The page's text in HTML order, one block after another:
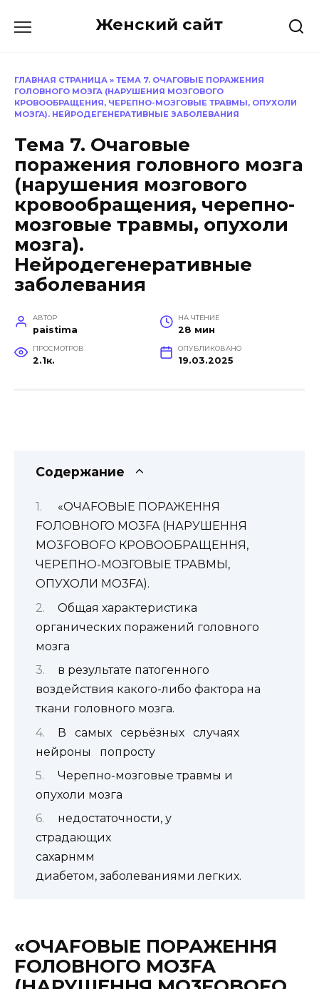
Женский сайт
ГЛАВНАЯ СТРАНИЦА » ТЕМА 7. ОЧАГОВЫЕ ПОРАЖЕНИЯ
ГОЛОВНОГО МОЗГА (НАРУШЕНИЯ МОЗГОВОГО
КРОВООБРАЩЕНИЯ, ЧЕРЕПНО-МОЗГОВЫЕ ТРАВМЫ, ОПУХОЛИ
МОЗГА). НЕЙРОДЕГЕНЕРАТИВНЫЕ ЗАБОЛЕВАНИЯ
Тема 7. Очаговые
поражения головного мозга
(нарушения мозгового
кровообращения, черепно-
мозговые травмы, опухоли
мозга).
Нейродегенеративные
заболевания
АВТОР
paistima
НА ЧТЕНИЕ
28 мин
ПРОСМОТРОВ
2.1к.
ОПУБЛИКОВАНО
19.03.2025
Содержание
«ОЧАFОВЫЕ ПОРАЖЕННЯ
FОЛОВНОГО MO3FA (НАРУШЕННЯ
MO3FOBOFO КРОВООБРАЩЕННЯ,
ЧЕРЕПНО-МОЗГОВЫЕ ТРАВМЫ,
ОПУХОЛИ MO3FA).
Общая характеристика
органических поражений головного
мозга
в результате патогенного
воздействия какого-либо фактора на
ткани головного мозга.
В самых серьёзных случаях
нейроны попросту
Черепно-мозговые травмы и
опухоли мозга
недостаточности, у
страдающих
сахарнмм
диабетом, заболеваниями легких.
«ОЧАFОВЫЕ ПОРАЖЕННЯ
FОЛОВНОГО MO3FA